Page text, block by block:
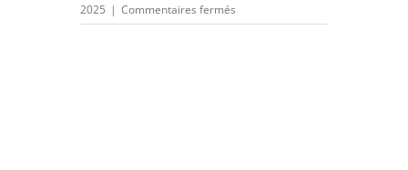
2025 | Commentaires fermés
INGENIEUR